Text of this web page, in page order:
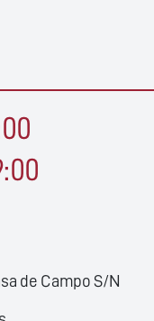
de Campo S/N